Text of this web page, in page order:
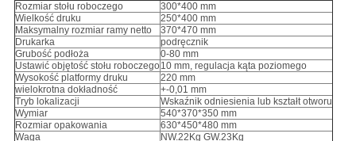
Rozmiar stołu roboczego
300*400 mm
Wielkość druku
250*400 mm
Maksymalny rozmiar ramy netto
370*470 mm
Drukarka
podręcznik
Grubość podłoża
0-80 mm
Ustawić objętość stołu roboczego10 mm, regulacja kąta poziomego
Wysokość platformy druku
220 mm
wielokrotna dokładność
+-0,01 mm
Tryb lokalizacji
Wskaźnik odniesienia lub kształt otworu
Wymiar
540*370*350 mm
Rozmiar opakowania
630*450*480 mm
Waga
NW.22Kg GW.23Kg